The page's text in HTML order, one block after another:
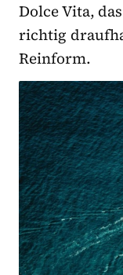
Dolce Vita,
richtig
Reinform.